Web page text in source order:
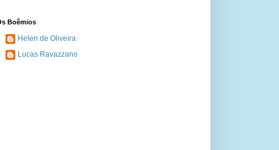
Boêmios
Helen de Oliveira
Lucas Ravazzano